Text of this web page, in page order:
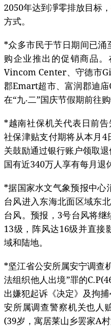
2050年达到凈零排放目标
方式。
*众多市民于节日期间已涌
购企业推出的促销商品
Vincom Center、守德市
郡Emart超市、富润郡迪
在“九‧二”国庆节假期前往购
*越南社保机关代表日前
社保津贴支付期将从本月
关鼓励通过银行账户领取
国有近340万人享有每月退
*据国家水文气象预报中心
台风进入东海北面区域东
台风。预报，3号台风将
13级，阵风达16级并直接
域和陆地。
*坚江省公安所属安宁调查
法组织他人出境”罪的
出嫌犯起诉《决定》及拘
安所属调查警察机关也人
(39岁，寓居莱山乡罢家A村